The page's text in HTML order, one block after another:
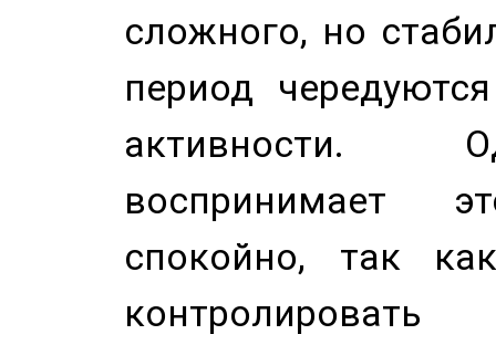
сложного, но
период
активности.
воспринимает
спокойно, так